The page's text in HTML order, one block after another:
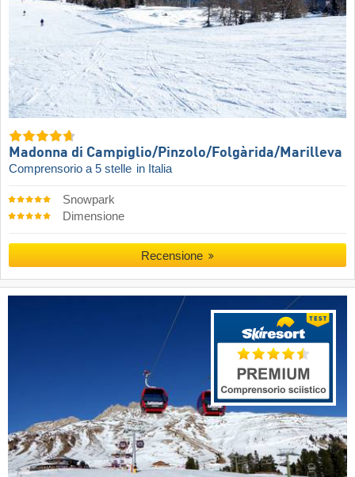
Madonna di Campiglio/​Pinzolo/​Folgàrida/​Marilleva
Comprensorio a 5 stelle in Italia
Snowpark
Dimensione
Recensione